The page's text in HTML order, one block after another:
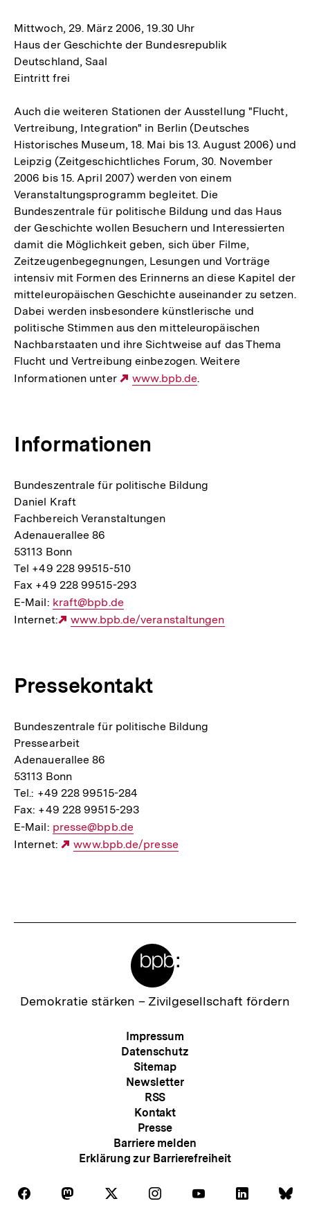
Mittwoch, 29. März 2006, 19.30 Uhr
Haus der Geschichte der Bundesrepublik
Deutschland, Saal
Eintritt frei
Auch die weiteren Stationen der Ausstellung "Flucht,
Vertreibung, Integration" in Berlin (Deutsches
Historisches Museum, 18. Mai bis 13. August 2006) und
Leipzig (Zeitgeschichtliches Forum, 30. November
2006 bis 15. April 2007) werden von einem
Veranstaltungsprogramm begleitet. Die
Bundeszentrale für politische Bildung und das Haus
der Geschichte wollen Besuchern und Interessierten
damit die Möglichkeit geben, sich über Filme,
Zeitzeugenbegegnungen, Lesungen und Vorträge
intensiv mit Formen des Erinnerns an diese Kapitel der
mitteleuropäischen Geschichte auseinander zu setzen.
Dabei werden insbesondere künstlerische und
politische Stimmen aus den mitteleuropäischen
Nachbarstaaten und ihre Sichtweise auf das Thema
Flucht und Vertreibung einbezogen. Weitere
Informationen unter
Externer
www.bpb.de.
Informationen
Bundeszentrale für politische Bildung
Daniel Kraft
Fachbereich Veranstaltungen
Adenauerallee 86
53113 Bonn
Tel +49 228 99515-510
Fax +49 228 99515-293
E-Mail: E-
Mail
kraft@bpb.de
Internet:
Externer
www.bpb.de/veranstaltungen
Pressekontakt
Bundeszentrale für politische Bildung
Pressearbeit
Adenauerallee 86
53113 Bonn
Tel.: +49 228 99515-284
Fax: +49 228 99515-293
E-Mail: E-
Mail
presse@bpb.de
Internet:
Externer
www.bpb.de/presse
Zur
Demokratie stärken – Zivilgesellschaft fördern
Meta-
Navigation
Impressum
Datenschutz
Sitemap
Newsletter
RSS
Kontakt
Presse
Barriere melden
Erklärung zur Barrierefreiheit
Folgen
Auf
Folgen Folgen Folgen
Auf
Folgen Folgen